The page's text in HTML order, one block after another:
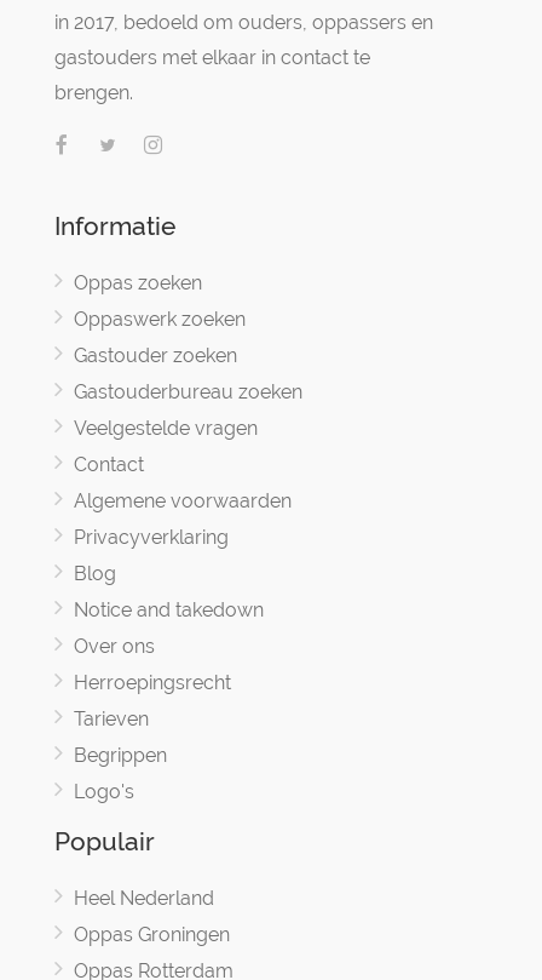
in 2017, bedoeld om ouders, oppassers en
gastouders met elkaar in contact te
brengen.
Informatie
Oppas zoeken
Oppaswerk zoeken
Gastouder zoeken
Gastouderbureau zoeken
Veelgestelde vragen
Contact
Algemene voorwaarden
Privacyverklaring
Blog
Notice and takedown
Over ons
Herroepingsrecht
Tarieven
Begrippen
Logo's
Populair
Heel Nederland
Oppas Groningen
Oppas Rotterdam